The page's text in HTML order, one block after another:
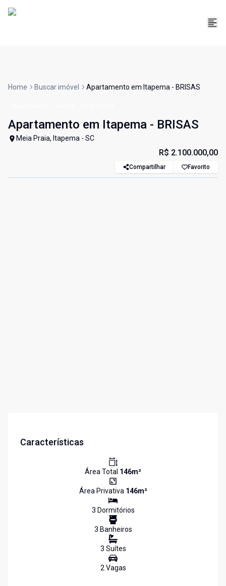
Home Buscar imóvel Apartamento em Itapema - BRISAS
Apartamento em Itapema - BRISAS
Meia Praia, Itapema - SC
R$ 2.100.000,00
Compartilhar Favorito
Características
Área Total 146m²
Área Privativa 146m²
3 Dormitórios
3 Banheiros
3 Suítes
2Vagas